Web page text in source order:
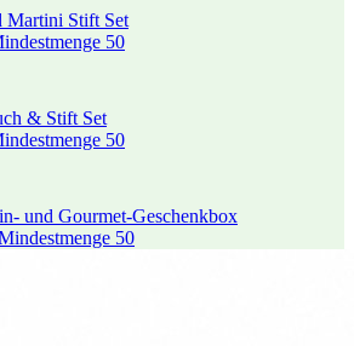
Martini Stift Set
50
& Stift Set
50
und Gourmet-Geschenkbox
50